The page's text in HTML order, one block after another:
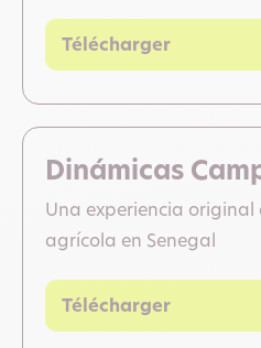
Télécharger
Dinámicas
Una experiencia original
agrícola en Senegal
Télécharger